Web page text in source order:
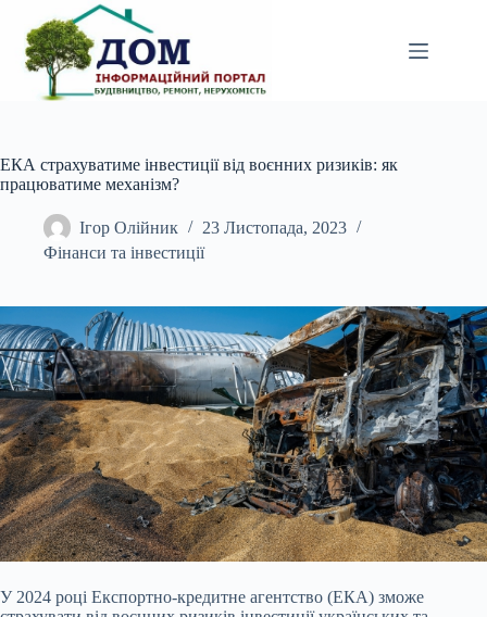
вмісту
ЕКА страхуватиме інвестиції від воєнних ризиків: як
працюватиме механізм?
Ігор Олійник
23 Листопада, 2023
Фінанси та інвестиції
У 2024 році Експортно-кредитне агентство (ЕКА) зможе